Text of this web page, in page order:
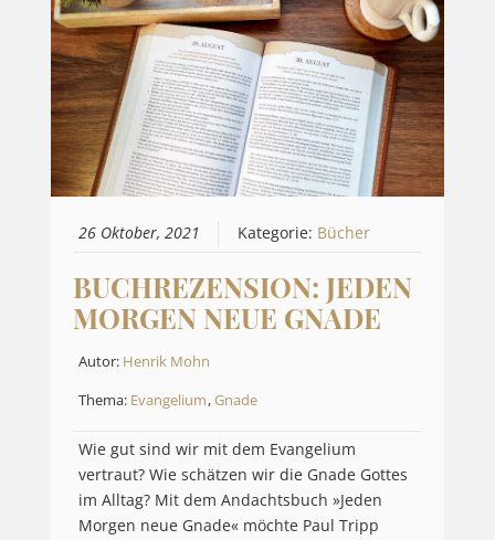
26 Oktober, 2021 Kategorie: Bücher
BUCHREZENSION: JEDEN
MORGEN NEUE GNADE
Autor: Henrik Mohn
Thema: Evangelium,Gnade
Wie gut sind wir mit dem Evangelium
vertraut? Wie schätzen wir die Gnade Gottes
im Alltag? Mit dem Andachtsbuch »Jeden
Morgen neue Gnade« möchte Paul Tripp